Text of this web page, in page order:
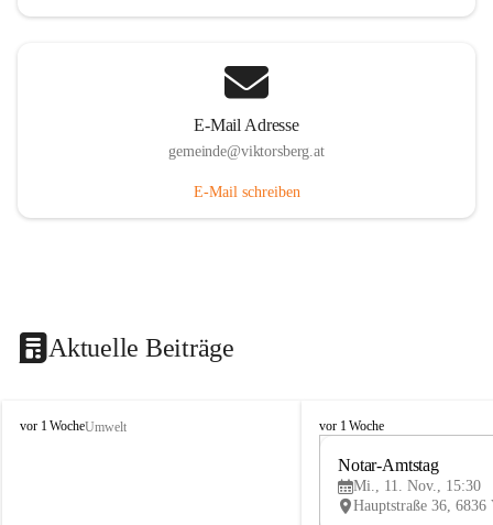
E-Mail Adresse
gemeinde@viktorsberg.at
E-Mail schreiben
Aktuelle Beiträge
V
vor 1 WocheUmwelt
V
vor 1 Woche
Notar-Amtstag
Mi., 11. Nov., 15:30